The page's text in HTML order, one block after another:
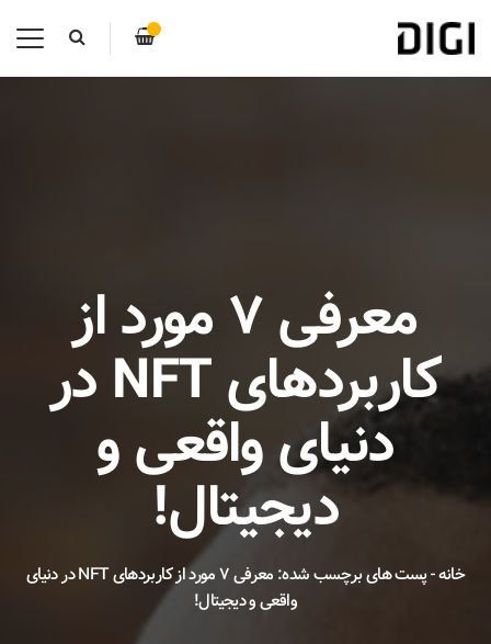
معرفی ۷ مورد از
کاربردهای NFT در
دنیای واقعی و
دیجیتال!
خانه-
پست های برچسب شده: معرفی ۷ مورد از کاربردهای NFT در دنیای
واقعی و دیجیتال!